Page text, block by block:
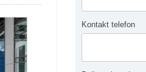
Kontakt telefon